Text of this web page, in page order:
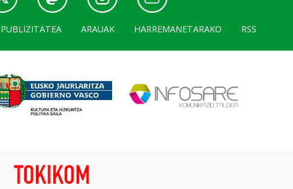
PUBLIZITATEA ARAUAK HARREMANETARAKO RSS